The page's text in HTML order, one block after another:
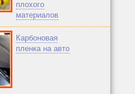
плохого
материалов
Карбоновая
пленка на авто